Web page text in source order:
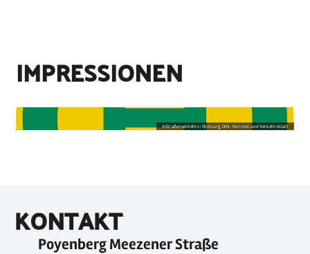
IMPRESSIONEN
©Straßenverkehrs-Ordnung, DIN-Normen und Verkehrsblatt
KONTAKT
Poyenberg Meezener Straße